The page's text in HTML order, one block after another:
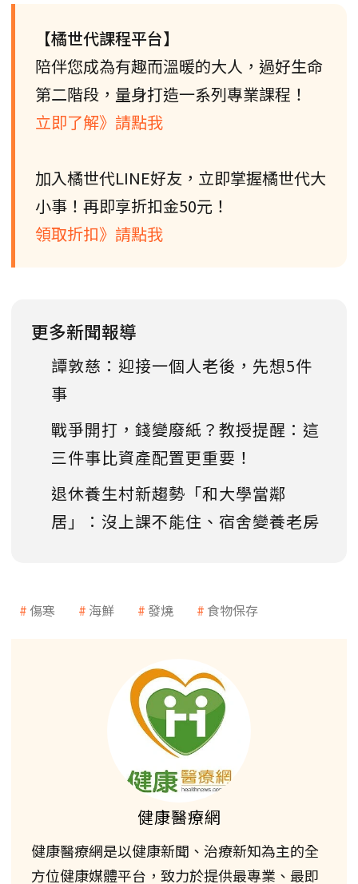
【橘世代課程平台】
陪伴您成為有趣而溫暖的大人，過好生命
第二階段，量身打造一系列專業課程！
立即了解》請點我
加入橘世代LINE好友，立即掌握橘世代大
小事！再即享折扣金50元！
領取折扣》請點我
更多新聞報導
譚敦慈：迎接一個人老後，先想5件
事
戰爭開打，錢變廢紙？教授提醒：這
三件事比資產配置更重要！
退休養生村新趨勢「和大學當鄰
居」：沒上課不能住、宿舍變養老房
傷寒 海鮮 發燒 食物保存
健康醫療網
健康醫療網是以健康新聞、治療新知為主的全
方位健康媒體平台，致力於提供最專業、最即